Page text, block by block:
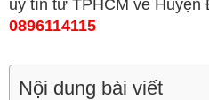
uy tín từ TPHCM về Huyện
0896114115
Nội dung bài viết